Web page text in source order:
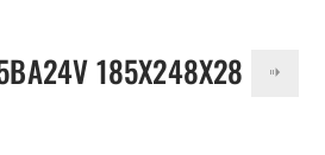
185X248X28